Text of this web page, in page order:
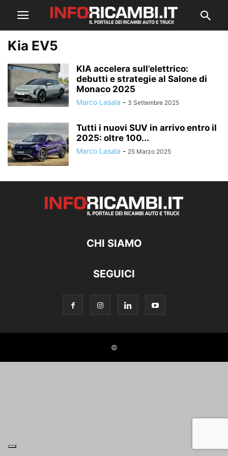
Kia EV5
KIA accelera sull’elettrico:
debutti e strategie al Salone di
Monaco 2025
Marco Lasala - 3 Settembre 2025
Tutti i nuovi SUV in arrivo entro il
2025: oltre 100...
Marco Lasala - 25 Marzo 2025
CHI SIAMO
SEGUICI
©